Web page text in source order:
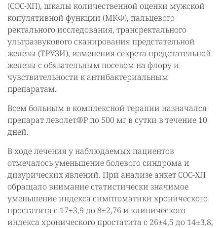
(СОС-ХП), шкалы количественной оценки мужской
копулятивной функции (МКФ), пальцевого
ректального исследования, трансректального
ультразвукового сканирования предстательной
железы (ТРУЗИ), изменения секрета предстательной
железы с обязательным посевом на флору и
чувствительности к антибактериальным
препаратам.
Всем больным в комплексной терапии назначался
препарат леволет®Р по 500 мг в сутки в течение 10
дней.
В ходе лечения у наблюдаемых пациентов
отмечалось уменьшение болевого синдрома и
дизурических явлений. При анализе анкет СОС-ХП
обращало внимание статистически значимое
уменьшение индекса симптоматики хронического
простатита с 17±3,9 до 8±2,76 и клинического
индекса хронического простатита с 26±4,5 до 14±3,8,